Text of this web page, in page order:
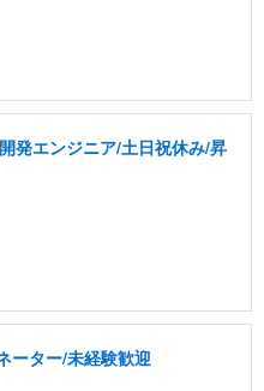
発エンジニア/土日祝休み/昇
ーター/未経験歓迎